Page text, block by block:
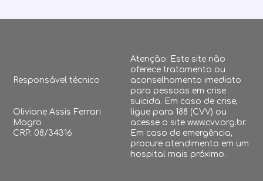
Responsável técnico
Oliviane Assis Ferrari
Magro
CRP: 08/34316
Atenção: Este site não
oferece tratamento ou
aconselhamento imediato
para pessoas em crise
suicida. Em caso de crise,
ligue para 188 (CVV) ou
acesse o site www.cvv.org.br.
Em caso de emergência,
procure atendimento em um
hospital mais próximo.